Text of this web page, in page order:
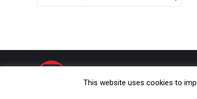
This website uses cookies to